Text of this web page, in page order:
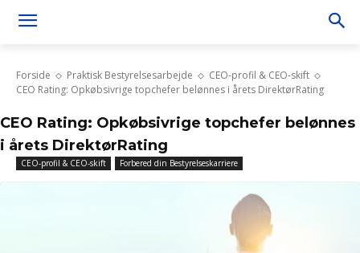
Forside Praktisk Bestyrelsesarbejde
CEO-profil & CEO-skift
CEO Rating: Opkøbsivrige topchefer belønnes i årets DirektørRating
CEO Rating: Opkøbsivrige topchefer belønnes
i årets DirektørRating
CEO-profil & CEO-skift Forbered din Bestyrelseskarriere